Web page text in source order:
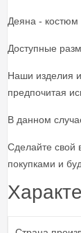
Деяна - костюм
Доступные
Наши изделия
предпочитая
В данном
Сделайте свой
покупками и